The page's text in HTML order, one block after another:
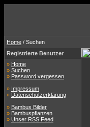
Home / Suchen
Registrierte Benutzer
» Home
» Suchen
» Password vergessen
» Impressum
» Datenschutzerklärung
» Bambus Bilder
» Bambuspflanzen
» Unser RSS Feed